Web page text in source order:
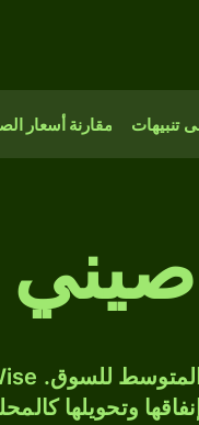
تنبيهات مقارنة أسعار
وتحويلها